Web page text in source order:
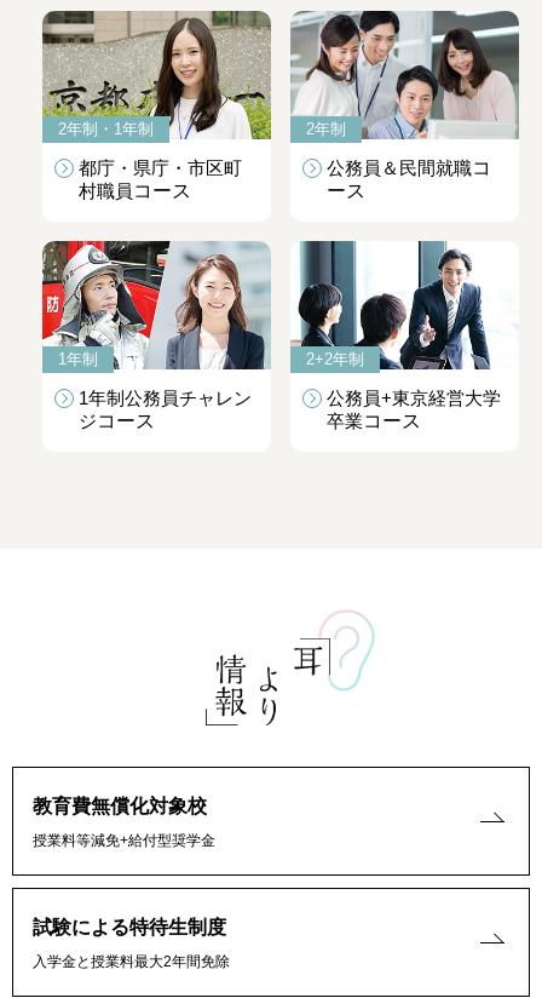
2年制・1年制
都庁・県庁・市区町
村職員 コース
2年制
公務員＆民間就職コ
ース
1年制
1年制公務員チャレン
ジコース
2+2年制
公務員+東京経営大学
卒業コース
教育費無償化対象校
授業料等減免+給付型奨学金
試験による特待生制度
入学金と授業料最大2年間免除